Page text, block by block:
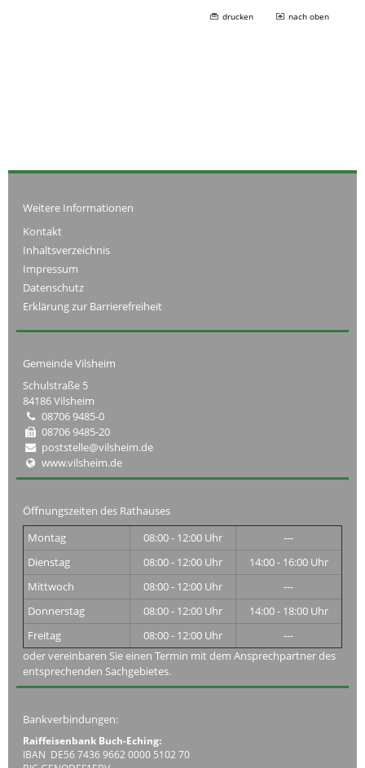
drucken nach oben
Weitere Informationen
Kontakt
Inhaltsverzeichnis
Impressum
Datenschutz
Erklärung zur Barrierefreiheit
Gemeinde Vilsheim
Schulstraße 5
84186 Vilsheim
08706 9485-0
08706 9485-20
poststelle@vilsheim.de
www.vilsheim.de
Öffnungszeiten des Rathauses
Montag
08:00 - 12:00 Uhr
---
Dienstag
08:00 - 12:00 Uhr
14:00 - 16:00 Uhr
Mittwoch
08:00 - 12:00 Uhr
---
Donnerstag
08:00 - 12:00 Uhr
14:00 - 18:00 Uhr
Freitag
08:00 - 12:00 Uhr
---
oder vereinbaren Sie einen Termin mit dem Ansprechpartner des
entsprechenden Sachgebietes.
Bankverbindungen:
Raiffeisenbank Buch-Eching:
IBAN DE56 7436 9662 0000 5102 70